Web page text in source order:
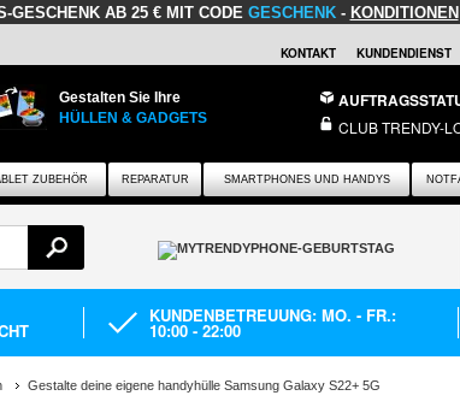
GESCHENK AB 25 € MIT CODE GESCHENK- KONDITIONEN
KONTAKT KUNDENDIENST
Gestalten Sie Ihre
HÜLLEN & GADGETS
CLUB TRENDY-
ZUBEHÖR REPARATUR SMARTPHONES UND HANDYS
KUNDENBETREUUNG: MO. - FR.:
10:00 - 22:00
Gestalte deine eigene handyhülle Samsung Galaxy S22+ 5G